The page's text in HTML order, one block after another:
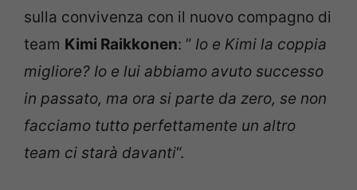
sulla convivenza con il nuovo compagno di
team Kimi Raikkonen: ” Io e Kimi la coppia
migliore? Io e lui abbiamo avuto successo
in passato, ma ora si parte da zero, se non
facciamo tutto perfettamente un altro
team ci starà davanti“.